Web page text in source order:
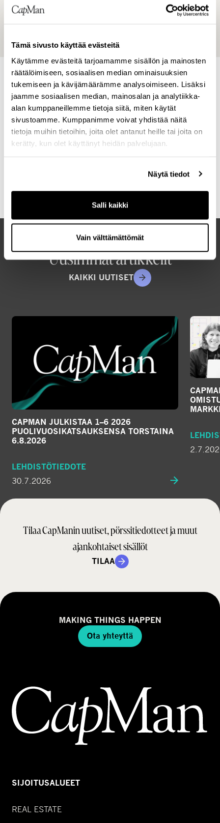
Tämä sivusto käyttää evästeitä
Käytämme evästeitä tarjoamamme sisällön ja mainosten
räätälöimiseen, sosiaalisen median ominaisuuksien
tukemiseen ja kävijämäärämme analysoimiseen. Lisäksi
jaamme sosiaalisen median, mainosalan ja analytiikka-
alan kumppaneillemme tietoja siitä, miten käytät
sivustoamme. Kumppanimme voivat yhdistää näitä
tietoja muihin tietoihin, joita olet antanut heille tai joita on
kerätty, kun olet käyttänyt heidän palvelujaan.
Näytä tiedot
Salli kaikki
Vain välttämättömät
listattu Helsingin pörssissä vuodesta 2001
lähtien. Lisätietoja osoitteessa
TUIJA OTTOILA
Senior IR Manager
Investor Relations
Lisää henkilöstä Tuija
Ota yhteyttä Tuija
h
r
n
a
Uusimmat artikkelit
KAIKKI UUTISET
CAPMAN JULKISTAA 1–6 2026
PUOLIVUOSIKATSAUKSENSA TORSTAINA
6.8.2026
LEHDISTÖTIEDOTE
30.7.2026
Tilaa CapManin uutiset, pörssitiedotteet ja muut
ajankohtaiset sisällöt
TILAA
MAKING THINGS HAPPEN
Ota yhteyttä
SIJOITUSALUEET
REAL ESTATE